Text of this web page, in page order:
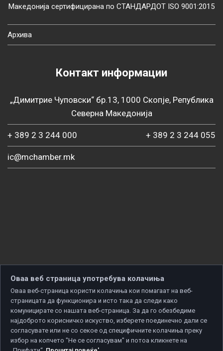
Македонија сертифицирана по СТАНДАРДОТ ISO 9001:2015
Архива
Контакт информации
„Димитрие Чуповски“ бр.13, 1000 Скопје, Република
Северна Македонија
+ 389 2 3 244 000 + 389 2 3 244 055
ic@mchamber.mk
Оваа веб страница употребува колачиња
Оваа веб-страница користи колачиња кои помагаат на веб-
страницата да функционира и исто така да следи како
комуницирате со нашата веб-страница. За да го обезбедиме
најдоброто корисничко искуство, изберете поединечно дали се
согласувате или не со секое од специфичните колачиња преку
избор на копчето "Не се согласувам" и потоа кликнете на